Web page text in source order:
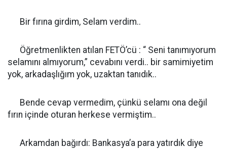
Bir fırına girdim, Selam verdim..
Öğretmenlikten atılan FETÖ’cü : “ Seni tanımıyorum
selamını almıyorum,” cevabını verdi.. bir samimiyetim
yok, arkadaşlığım yok, uzaktan tanıdık..
Bende cevap vermedim, çünkü selamı ona değil
fırın içinde oturan herkese vermiştim..
Arkamdan bağırdı: Bankasya’a para yatırdık diye